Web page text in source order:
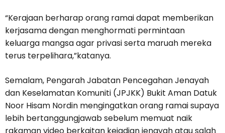
“Kerajaan berharap orang ramai dapat memberikan
kerjasama dengan menghormati permintaan
keluarga mangsa agar privasi serta maruah mereka
terus terpelihara,”katanya.
Semalam, Pengarah Jabatan Pencegahan Jenayah
dan Keselamatan Komuniti (JPJKK) Bukit Aman Datuk
Noor Hisam Nordin mengingatkan orang ramai supaya
lebih bertanggungjawab sebelum memuat naik